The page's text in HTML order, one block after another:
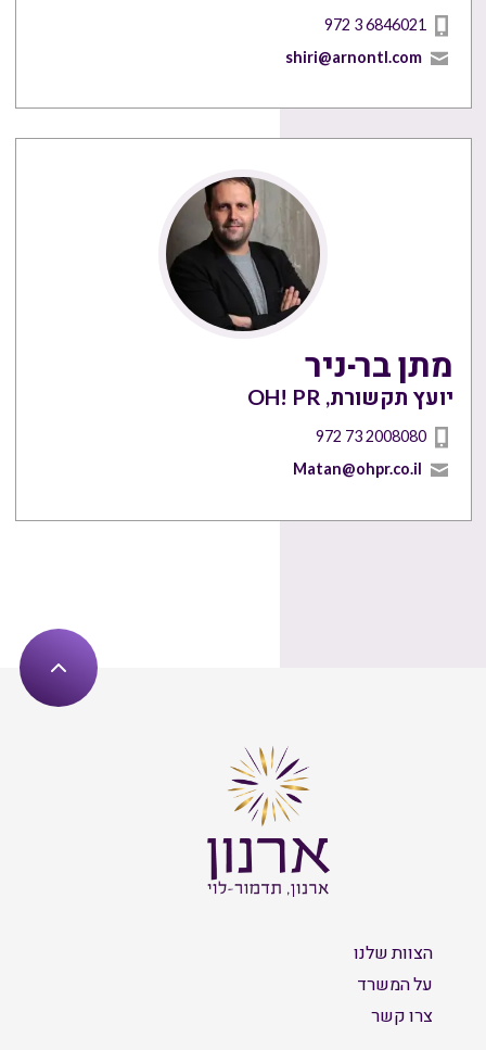
972 3 6846021
shiri@arnontl.com
מתן בר-ניר
יועץ תקשורת, OH! PR
972 73 2008080
Matan@ohpr.co.il
הצוות שלנו
על המשרד
צרו קשר